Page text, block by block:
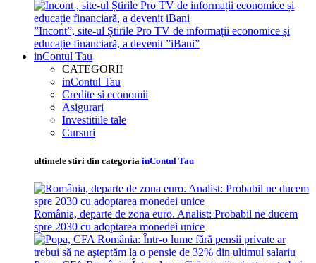
”Incont”, site-ul Știrile Pro TV de informații economice și
educație financiară, a devenit ”iBani”
inContul Tau
CATEGORII
inContul Tau
Credite si economii
Asigurari
Investitiile tale
Cursuri
ultimele stiri din categoria inContul Tau
România, departe de zona euro. Analist: Probabil ne ducem
spre 2030 cu adoptarea monedei unice